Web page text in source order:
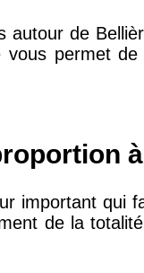
30 €
de
vous permet
important qui
de la